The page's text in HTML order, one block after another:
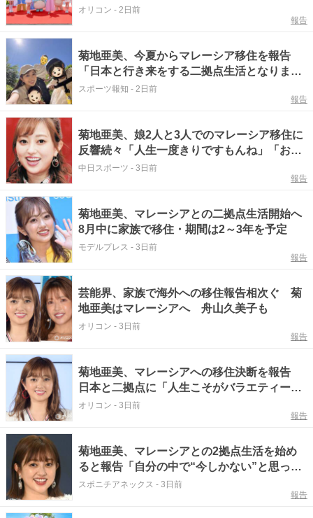
の“二刀流”です」
オリコン - 2日前
報告
菊地亜美、今夏からマレーシア移住を報告
「日本と行き来をする二拠点生活となりま
す」…１８年に結婚し２女の母
スポーツ報知 - 2日前
報告
菊地亜美、娘2人と3人でのマレーシア移住に
反響続々「人生一度きりですもんね」「お子
さんたちもいい経験に」応援や称賛の声
中日スポーツ - 3日前
報告
菊地亜美、マレーシアとの二拠点生活開始へ
8月中に家族で移住・期間は2～3年を予定
モデルプレス - 3日前
報告
芸能界、家族で海外への移住報告相次ぐ 菊
地亜美はマレーシアへ 舟山久美子も
オリコン - 3日前
報告
菊地亜美、マレーシアへの移住決断を報告
日本と二拠点に「人生こそがバラエティー！
お仕事も引き続き頑張っていきます」
オリコン - 3日前
報告
菊地亜美、マレーシアとの2拠点生活を始め
ると報告「自分の中で“今しかない”と思った
んです」
スポニチアネックス - 3日前
報告